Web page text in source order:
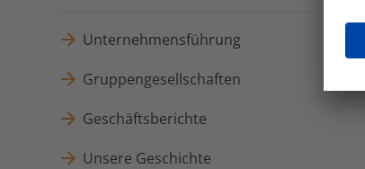
Unternehmensführung
Gruppengesellschaften
Geschäftsberichte
Unsere Geschichte